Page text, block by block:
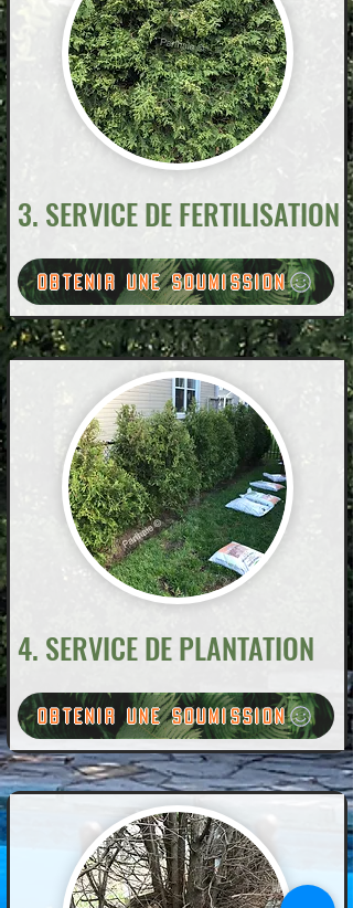
3. SERVICE DE FERTILISATION
Obtenir une soumission
4. SERVICE DE PLANTATION
Obtenir une soumission